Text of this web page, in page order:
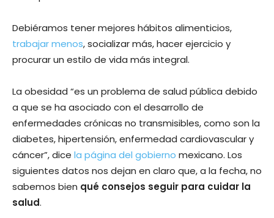
Debiéramos tener mejores hábitos alimenticios,
trabajar menos, socializar más, hacer ejercicio y
procurar un estilo de vida más integral.
La obesidad “es un problema de salud pública debido
a que se ha asociado con el desarrollo de
enfermedades crónicas no transmisibles, como son la
diabetes, hipertensión, enfermedad cardiovascular y
cáncer”, dice la página del gobierno mexicano. Los
siguientes datos nos dejan en claro que, a la fecha, no
sabemos bien qué consejos seguir para cuidar la
salud.